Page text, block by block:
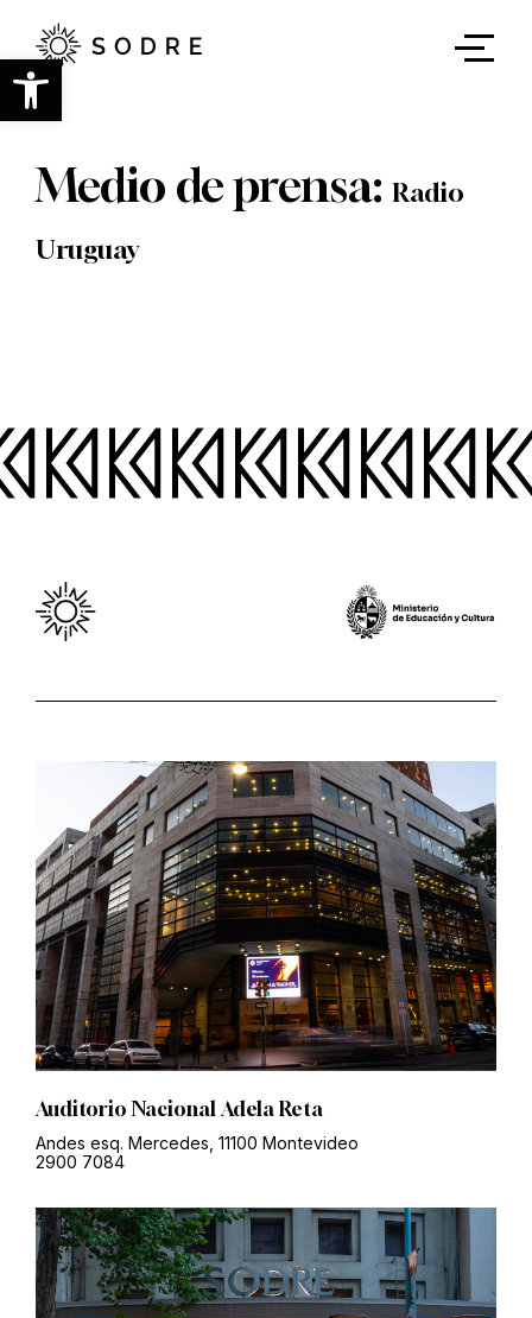
Abrir barra de herramientas
contenido
principal
Medio de prensa: Radio
Uruguay
Auditorio Nacional Adela Reta
Andes esq. Mercedes, 11100 Montevideo
2900 7084